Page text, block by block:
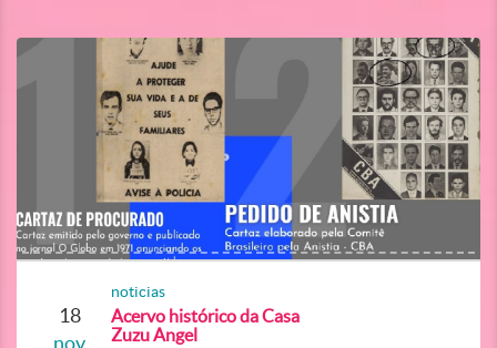
18
nov
noticias
Acervo histórico da Casa
Zuzu Angel